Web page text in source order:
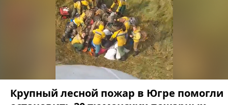
Крупный лесной пожар в Югре помогли